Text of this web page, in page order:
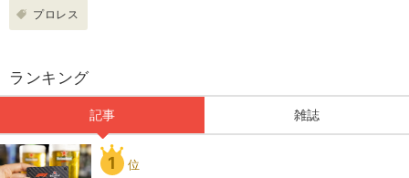
プロレス
ランキング
記事 雑誌
1 位